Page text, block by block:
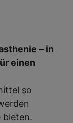
– in
einen
so
bieten.